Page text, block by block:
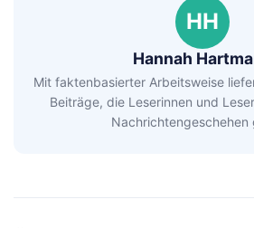
HH
Hannah
Mit faktenbasierter Arbeitsweise
Beiträge, die Leserinnen und
Nachrichtengeschehen